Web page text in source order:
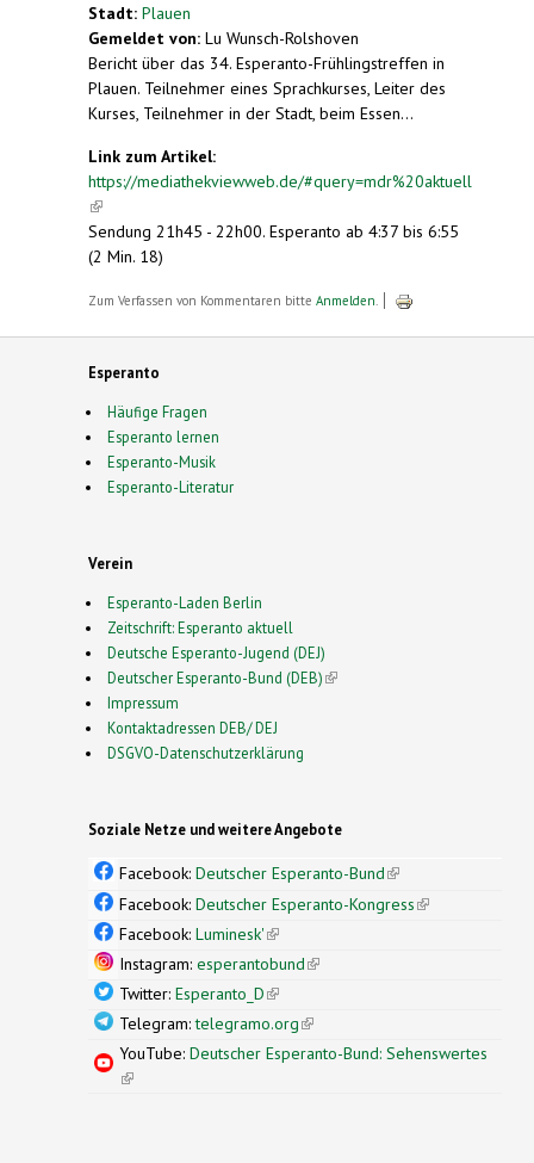
Stadt: Plauen
Gemeldet von: Lu Wunsch-Rolshoven
Bericht über das 34. Esperanto-Frühlingstreffen in
Plauen. Teilnehmer eines Sprachkurses, Leiter des
Kurses, Teilnehmer in der Stadt, beim Essen...
Link zum Artikel:
https://mediathekviewweb.de/#query=mdr%20aktuell
(link is external)
Sendung 21h45 - 22h00. Esperanto ab 4:37 bis 6:55
(2 Min. 18)
Zum Verfassen von Kommentaren bitte Anmelden
Esperanto
Häufige Fragen
Esperanto lernen
Esperanto-Musik
Esperanto-Literatur
Verein
Esperanto-Laden Berlin
Zeitschrift: Esperanto aktuell
Deutsche Esperanto-Jugend (DEJ)
Deutscher Esperanto-Bund (DEB)(link is external)
Impressum
Kontaktadressen DEB/ DEJ
DSGVO-Datenschutzerklärung
Soziale Netze und weitere Angebote
Facebook: Deutscher Esperanto-Bund(link is
external)
Facebook: Deutscher Esperanto-Kongress(link is
Facebook: Luminesk'(link is external)
Instagram: esperantobund(link is external)
Twitter: Esperanto_D(link is external)
Telegram:telegramo.org(link is external)
YouTube: Deutscher Esperanto-Bund: Sehenswertes
(link is external)